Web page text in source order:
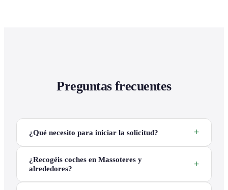
Preguntas frecuentes
¿Qué necesito para iniciar la solicitud?
¿Recogéis coches en Massoteres y
alrededores?